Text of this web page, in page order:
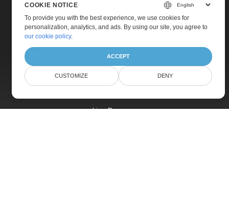
Home
Products
Pricing
Live Demos
COOKIE NOTICE
To provide you with the best experience, we use cookies for
personalization, analytics, and ads. By using our site, you agree to
our cookie policy.
ACCEPT
CUSTOMIZE DENY